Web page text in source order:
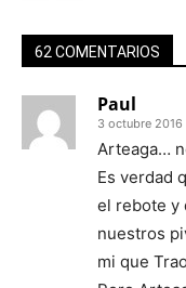
62 COMENTARIOS
Paul
3 octubre 2016
Arteaga…
Es verdad
el rebote y
nuestros
mi que